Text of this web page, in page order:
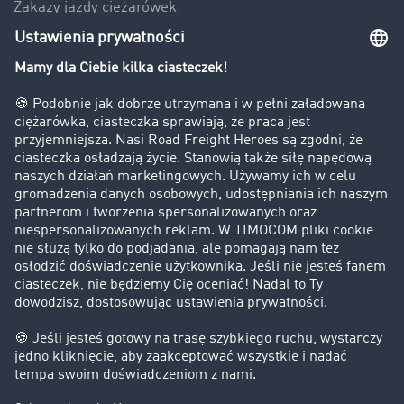
Zakazy jazdy ciężarówek
Bezpieczeństwo
Firma
Historie sukcesu
Klienci pozyskują nowych klientów
Informacje prawne
Impressum
OWU
Ochrona danych
Ustawienia plików cookies